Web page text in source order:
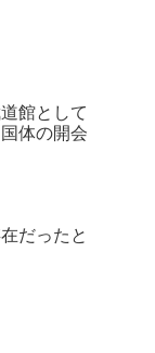
館として
体の開会
だったと